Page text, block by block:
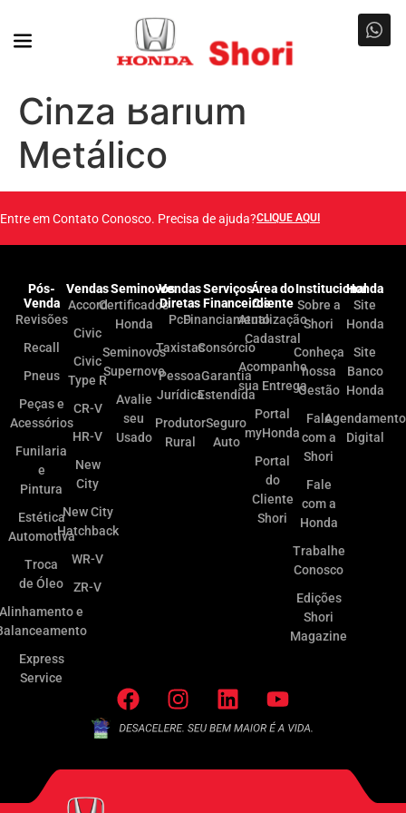
Cinza Barium
Metálico
Entre em Contato Conosco. Precisa de ajuda?CLIQUE AQUI
Pós-
Venda
Revisões
Recall
Pneus
Peças e
Acessórios
Funilaria
e
Pintura
Estética
Automotiva
Troca
de Óleo
Alinhamento e
Express
Service
Vendas
Accord
Civic
Civic
Type R
CR-V
HR-V
New
City
New City
Hatchback
WR-V
ZR-V
Seminovos
Certificados
Honda
Seminovos
Supernovo
Avalie
seu
Usado
Vendas
Diretas
PcD
Taxistas
Pessoa
Jurídica
Produtor
Rural
Serviços
Financeiros
Financiamento
Consórcio
Garantia
Estendida
Seguro
Auto
Área do
Cliente
Atualização
Cadastral
Acompanhe
sua Entrega
Portal
myHonda
Portal
do
Cliente
Shori
Institucional
Sobre a
Shori
Conheça
nossa
Gestão
Fale
com a
Shori
Fale
com a
Honda
Trabalhe
Conosco
Edições
Shori
Magazine
Honda
Site
Honda
Site
Banco
Honda
Agendamento
Digital